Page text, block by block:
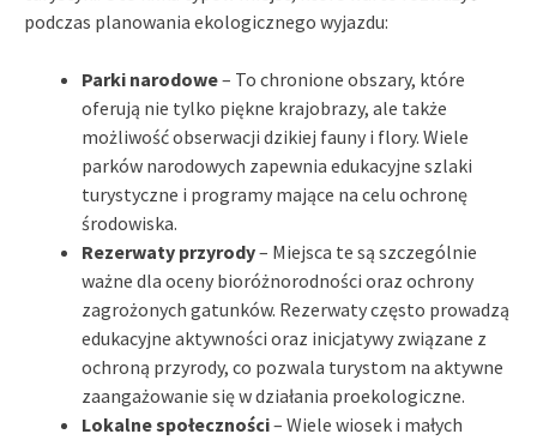
podczas planowania ekologicznego wyjazdu:
Parki narodowe– To chronione obszary, które
oferują nie tylko piękne krajobrazy, ale także
możliwość obserwacji dzikiej fauny i flory. Wiele
parków narodowych zapewnia edukacyjne szlaki
turystyczne i programy mające na celu ochronę
środowiska.
Rezerwaty przyrody– Miejsca te są szczególnie
ważne dla oceny bioróżnorodności oraz ochrony
zagrożonych gatunków. Rezerwaty często prowadzą
edukacyjne aktywności oraz inicjatywy związane z
ochroną przyrody, co pozwala turystom na aktywne
zaangażowanie się w działania proekologiczne.
Lokalne społeczności– Wiele wiosek i małych